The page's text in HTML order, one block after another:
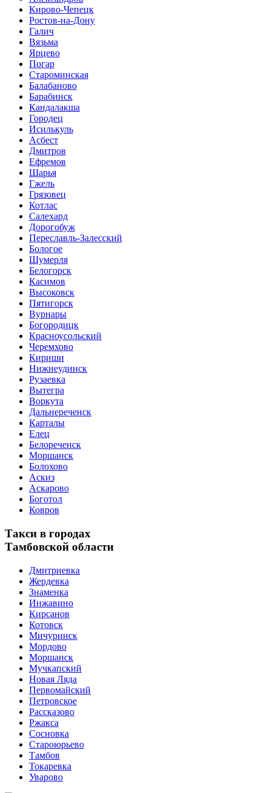
Кирово-Чепецк
Ростов-на-Дону
Галич
Вязьма
Ярцево
Погар
Староминская
Балабаново
Барабинск
Кандалакша
Городец
Исилькуль
Асбест
Дмитров
Ефремов
Шарья
Гжель
Грязовец
Котлас
Салехард
Дорогобуж
Переславль-Залесский
Бологое
Шумерля
Белогорск
Касимов
Высоковск
Пятигорск
Вурнары
Богородицк
Красноусольский
Черемхово
Кириши
Нижнеудинск
Рузаевка
Вытегра
Воркута
Дальнереченск
Карталы
Елец
Белореченск
Моршанск
Болохово
Аскиз
Аскарово
Боготол
Ковров
Такси в городах
Тамбовской области
Дмитриевка
Жердевка
Знаменка
Инжавино
Кирсанов
Котовск
Мичуринск
Мордово
Моршанск
Мучкапский
Новая Ляда
Первомайский
Петровское
Рассказово
Ржакса
Сосновка
Староюрьево
Тамбов
Токаревка
Уварово